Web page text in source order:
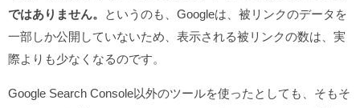
ではありません。
というのも、Googleは、被リンクのデータを
一部しか公開していないため、表示される被リンクの数は、実
際よりも少なくなるのです。
Google Search Console以外のツールを使ったとしても、そもそ